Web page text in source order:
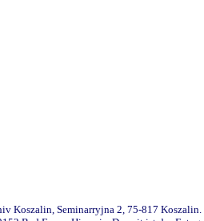
Koszalin, Seminarryjna 2, 75-817